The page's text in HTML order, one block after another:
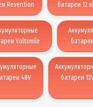
Revention
батареи 12
Voltsmile
48V
батареи